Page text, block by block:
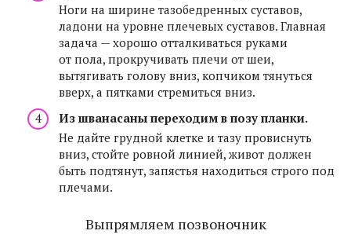
Ноги на ширине тазобедренных суставов,
ладони на уровне плечевых суставов. Главная
задача — хорошо отталкиваться руками
от пола, прокручивать плечи от шеи,
вытягивать голову вниз, копчиком тянуться
вверх, а пятками стремиться вниз.
Из шванасаны переходим в позу планки.
Не дайте грудной клетке и тазу провиснуть
вниз, стойте ровной линией, живот должен
быть подтянут, запястья находиться строго под
плечами.
Выпрямляем позвоночник